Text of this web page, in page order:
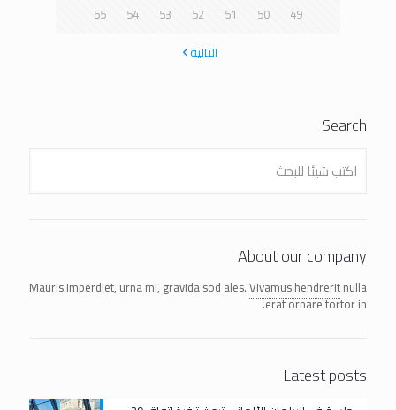
49
50
51
52
53
54
55
التالية
Search
About our company
Mauris imperdiet, urna mi, gravida sod ales.Vivamus hendreritnulla
erat ornare tortor in.
Latest posts